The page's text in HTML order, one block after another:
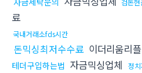
검돈
료
국내거래소fds시간
돈믹싱최저수수료 이더리움리플
테더구입하는법 자금믹싱업체 정